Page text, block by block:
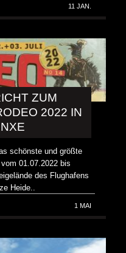
11 JAN.
ZUM
2022 IN
schönste und größte
01.07.2022 bis
des Flughafens
Heide..
1 MAI